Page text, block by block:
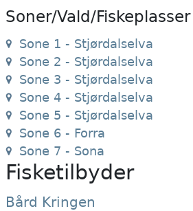
Soner/Vald/Fiskeplasser
Sone 1 - Stjørdalselva
Sone 2 - Stjørdalselva
Sone 3 - Stjørdalselva
Sone 4 - Stjørdalselva
Sone 5 - Stjørdalselva
Sone 6 - Forra
Sone 7 - Sona
Fisketilbyder
Bård Kringen